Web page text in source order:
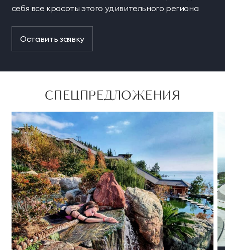
себя все красоты этого удивительного региона
Оставить заявку
СПЕЦПРЕДЛОЖЕНИЯ